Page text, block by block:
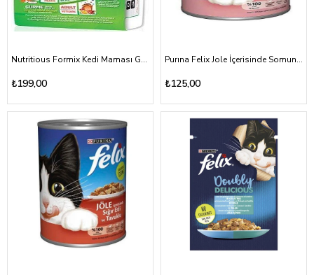
Nutritious Formix Kedi Maması Gurme Somonlu 1500gr
₺199,00
Purına Felix Jole İçerisinde Somunlu Ve Alabalıklı Kedi Maması 400 Gr Konserve
₺125,00